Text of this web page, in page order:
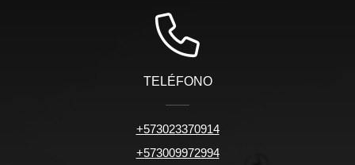
TELÉFONO
+573023370914
+573009972994